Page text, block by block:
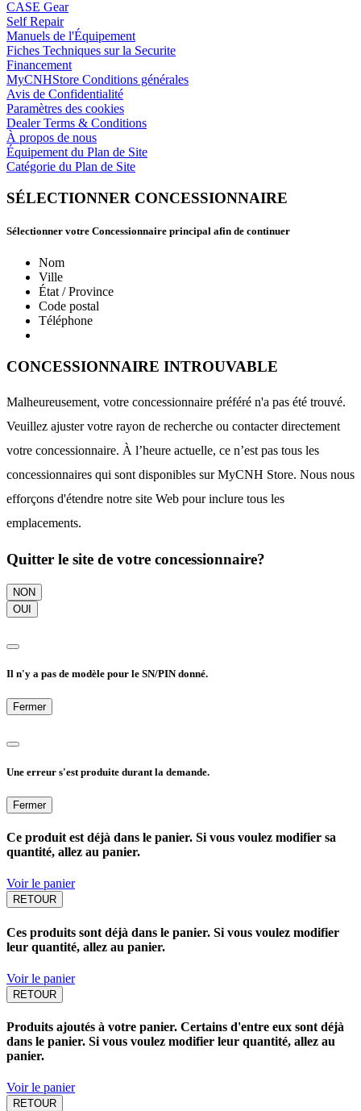
CASE Gear
Self Repair
Manuels de l'Équipement
Fiches Techniques sur la Securite
Financement
MyCNHStore Conditions générales
Avis de Confidentialité
Paramètres des cookies
Dealer Terms & Conditions
À propos de nous
Équipement du Plan de Site
Catégorie du Plan de Site
SÉLECTIONNER CONCESSIONNAIRE
Sélectionner votre Concessionnaire principal afin de continuer
Nom
Ville
État / Province
Code postal
Téléphone
CONCESSIONNAIRE INTROUVABLE
Malheureusement, votre concessionnaire préféré n'a pas été trouvé.
Veuillez ajuster votre rayon de recherche ou contacter directement
votre concessionnaire. À l’heure actuelle, ce n’est pas tous les
concessionnaires qui sont disponibles sur MyCNH Store. Nous nous
efforçons d'étendre notre site Web pour inclure tous les
emplacements.
Quitter le site de votre concessionnaire?
NON
OUI
Il n'y a pas de modèle pour le SN/PIN donné.
Fermer
Une erreur s'est produite durant la demande.
Fermer
Ce produit est déjà dans le panier. Si vous voulez modifier sa
quantité, allez au panier.
Voir le panier
RETOUR
Ces produits sont déjà dans le panier. Si vous voulez modifier
leur quantité, allez au panier.
Voir le panier
RETOUR
Produits ajoutés à votre panier. Certains d'entre eux sont déjà
dans le panier. Si vous voulez modifier leur quantité, allez au
panier.
Voir le panier
RETOUR